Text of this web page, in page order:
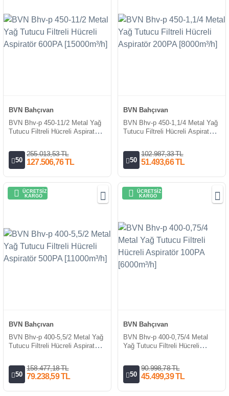
BVN Bahçıvan
BVN Bhv-p 450-11/2 Metal Yağ
Tutucu Filtreli Hücreli Aspiratör
50
255.013,53 TL
127.506,76 TL
BVN Bahçıvan
BVN Bhv-p 450-1,1/4 Metal Yağ
Tutucu Filtreli Hücreli Aspiratör
50
102.987,33 TL
51.493,66 TL
ÜCRETSİZ
KARGO
BVN Bahçıvan
BVN Bhv-p 400-5,5/2 Metal Yağ
Tutucu Filtreli Hücreli Aspiratör
50
158.477,18 TL
79.238,59 TL
ÜCRETSİZ
KARGO
BVN Bahçıvan
BVN Bhv-p 400-0,75/4 Metal
Yağ Tutucu Filtreli Hücreli
50
90.998,78 TL
45.499,39 TL